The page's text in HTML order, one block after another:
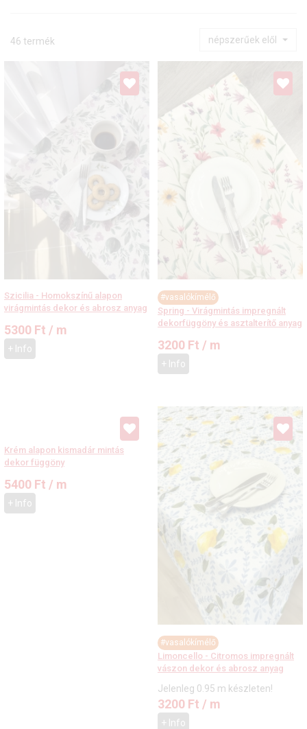
46 termék népszerűek elől
Szicilia - Homokszínű alapon
virágmintás dekor és abrosz anyag
5300 Ft / m
+ Info
#vasalókímélő
Spring - Virágmintás impregnált
dekorfüggöny és asztalterítő anyag
3200 Ft / m
+ Info
Krém alapon kismadár mintás
dekor függöny
5400 Ft / m
+ Info
#vasalókímélő
Limoncello - Citromos impregnált
vászon dekor és abrosz anyag
Jelenleg 0.95 m készleten!
3200 Ft / m
+ Info